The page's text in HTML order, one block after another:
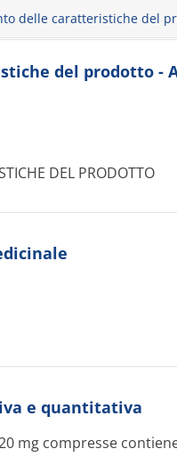
delle caratteristiche del
del prodotto -
DEL PRODOTTO
e quantitativa
mg compresse